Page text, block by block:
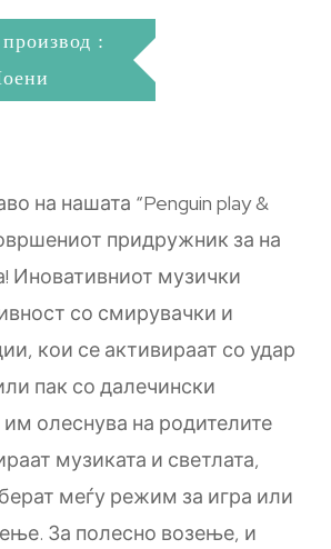
:
на нашата “Penguin play &
придружник за на
Иновативниот музички
со смирувачки и
кои се активираат со удар
пак со далечински
им олеснува на родителите
музиката и светлата,
меѓу режим за игра или
За полесно возење, и